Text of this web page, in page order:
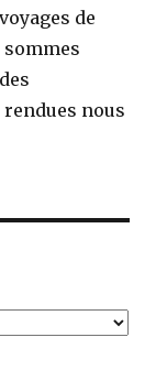
de
sommes
nous